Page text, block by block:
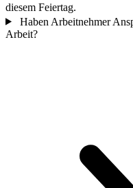
diesem Feiertag.
Haben Arbeitnehmer
Arbeit?